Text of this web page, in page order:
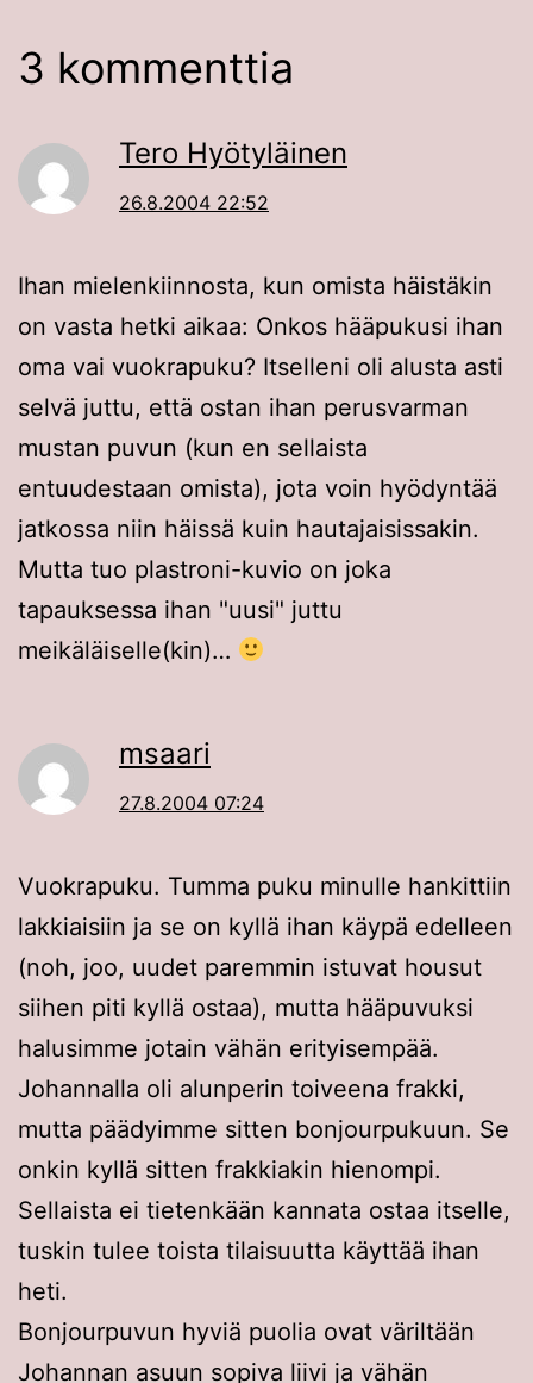
3 kommenttia
Tero Hyötyläinen
26.8.2004 22:52
Ihan mielenkiinnosta, kun omista häistäkin
on vasta hetki aikaa: Onkos hääpukusi ihan
oma vai vuokrapuku? Itselleni oli alusta asti
selvä juttu, että ostan ihan perusvarman
mustan puvun (kun en sellaista
entuudestaan omista), jota voin hyödyntää
jatkossa niin häissä kuin hautajaisissakin.
Mutta tuo plastroni-kuvio on joka
tapauksessa ihan "uusi" juttu
meikäläiselle(kin)…
msaari
27.8.2004 07:24
Vuokrapuku. Tumma puku minulle hankittiin
lakkiaisiin ja se on kyllä ihan käypä edelleen
(noh, joo, uudet paremmin istuvat housut
siihen piti kyllä ostaa), mutta hääpuvuksi
halusimme jotain vähän erityisempää.
Johannalla oli alunperin toiveena frakki,
mutta päädyimme sitten bonjourpukuun. Se
onkin kyllä sitten frakkiakin hienompi.
Sellaista ei tietenkään kannata ostaa itselle,
tuskin tulee toista tilaisuutta käyttää ihan
heti.
Bonjourpuvun hyviä puolia ovat väriltään
Johannan asuun sopiva liivi ja vähän